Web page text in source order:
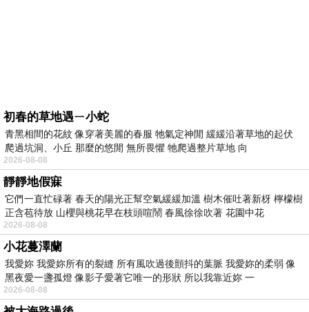
初春的草地遇ㄧ小蛇
青黑相間的花紋 像穿著美麗的春服 牠氣定神閒 緩緩沿著草地的起伏
爬過坑洞、小丘 那麼的悠閒 無所畏懼 牠爬過整片草地 向
2026-08-08
靜靜地假寐
它們一直忙碌著 春天的陽光正幫空氣緩緩加溫 樹木催吐著新枒 檸檬樹
正含苞待放 山櫻與桃花早在枝頭喧鬧 春風徐徐吹著 花園中花
2026-08-08
小花蔓澤蘭
我愛妳 我愛妳所有的裂縫 所有風吹過後顫抖的葉脈 我愛妳的柔弱 像
黑夜愛一盞孤燈 像影子愛著它唯一的形狀 所以我靠近妳 一
2026-08-08